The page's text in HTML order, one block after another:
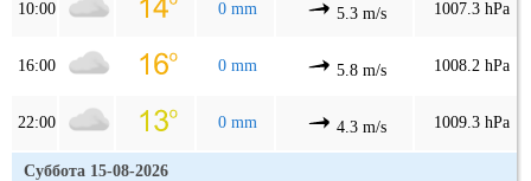
10:00 0 mm 5.3 m/s 1007.3 hPa
16:00 0 mm 5.8 m/s 1008.2 hPa
22:00 0 mm 4.3 m/s 1009.3 hPa
Суббота 15-08-2026